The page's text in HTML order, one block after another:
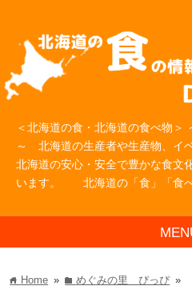
＜北海道の食・北海道の食べ物＞
～ 北海道の生産者や生産物、イ
北海道の安心・安全で豊かな食文
います。 北海道の「食」「食
home Home » folderめぐみの里 ぴっぴ »